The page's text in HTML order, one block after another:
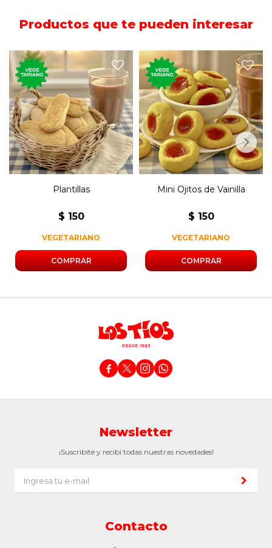
Productos que te pueden interesar
120 gramos de las clásicas
plantillas artesanales.
Plantillas
$ 150
VEGETARIANO
110 gramos de los
tradicionales bizcochos secos
de vainilla con jalea.
Mini Ojitos de Vainilla
$ 150
VEGETARIANO
   
Contacto
Newsletter
¡Suscribite y recibí todas nuestras novedades!